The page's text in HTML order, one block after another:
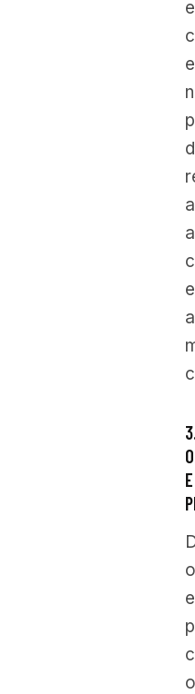
a
e
E
e